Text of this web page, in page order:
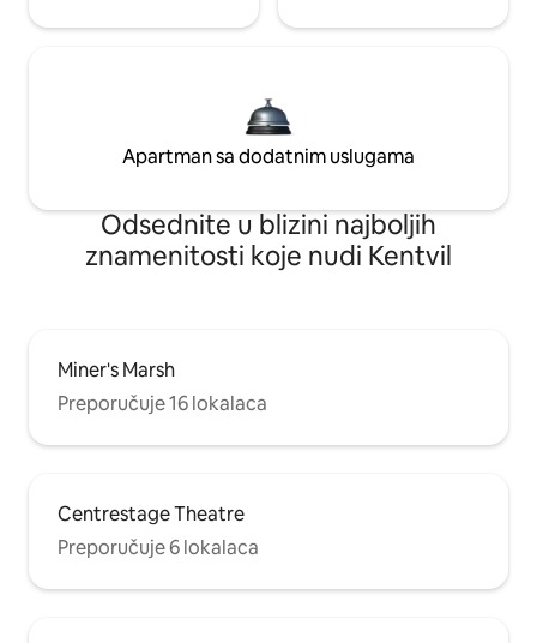
Apartman sa dodatnim uslugama
Odsednite u blizini najboljih
znamenitosti koje nudi Kentvil
Miner's Marsh
Preporučuje 16 lokalaca
Centrestage Theatre
Preporučuje 6 lokalaca